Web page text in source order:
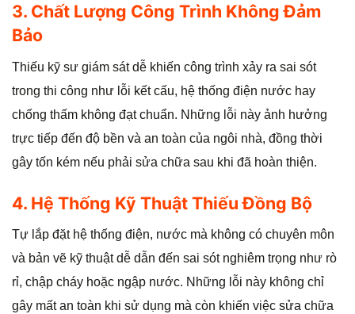
3. Chất Lượng Công Trình Không Đảm
Bảo
Thiếu kỹ sư giám sát dễ khiến công trình xảy ra sai sót
trong thi công như lỗi kết cấu, hệ thống điện nước hay
chống thấm không đạt chuẩn. Những lỗi này ảnh hưởng
trực tiếp đến độ bền và an toàn của ngôi nhà, đồng thời
gây tốn kém nếu phải sửa chữa sau khi đã hoàn thiện.
4. Hệ Thống Kỹ Thuật Thiếu Đồng Bộ
Tự lắp đặt hệ thống điện, nước mà không có chuyên môn
và bản vẽ kỹ thuật dễ dẫn đến sai sót nghiêm trọng như rò
rỉ, chập cháy hoặc ngập nước. Những lỗi này không chỉ
gây mất an toàn khi sử dụng mà còn khiến việc sửa chữa